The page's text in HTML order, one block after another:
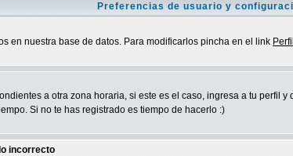
Preferencias de usuario y
en nuestra base de datos. Para modificarlos pincha en el link Perfil
a otra zona horaria, si este es el caso, ingresa a tu perfil
Si no te has registrado es tiempo de hacerlo :)
incorrecto